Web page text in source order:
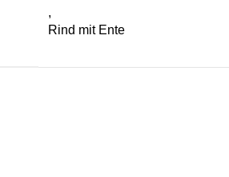
,
Rind mit Ente